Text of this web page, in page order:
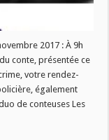
2017 : À 9h
conte, présentée ce
votre rendez-
également
de conteuses Les